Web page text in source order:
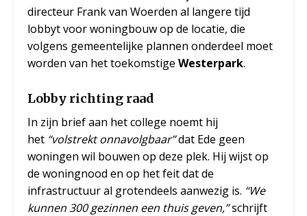
directeur Frank van Woerden al langere tijd
lobbyt voor woningbouw op de locatie, die
volgens gemeentelijke plannen onderdeel moet
worden van het toekomstige Westerpark.
Lobby richting raad
In zijn brief aan het college noemt hij
het “volstrekt onnavolgbaar”dat Ede geen
woningen wil bouwen op deze plek. Hij wijst op
de woningnood en op het feit dat de
infrastructuur al grotendeels aanwezig is. “We
kunnen 300 gezinnen een thuis geven,”schrijft